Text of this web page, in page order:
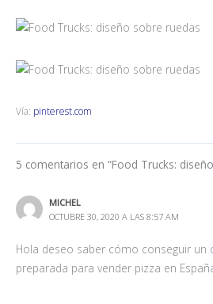
Vía: pinterest.com
5 comentarios en “Food Trucks:
MICHEL
OCTUBRE 30, 2020 A LAS 8:57 AM
Hola deseo saber cómo conseguir un
preparada para vender pizza en